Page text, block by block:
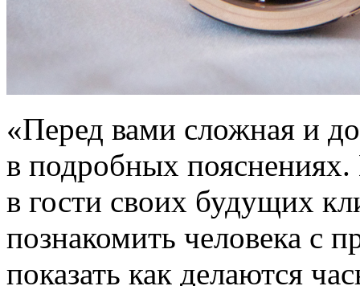
«Перед вами сложная и
в подробных
в гости своих будущих
познакомить человека с
показать как делаются